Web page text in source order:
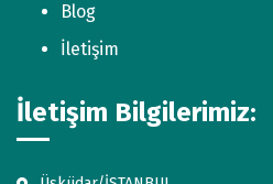
Blog
İletişim
İletişim Bilgilerimiz: